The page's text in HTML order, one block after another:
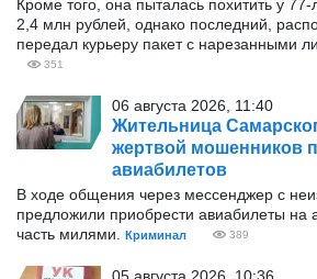
Кроме того, она пыталась похитить у
2,4 млн рублей, однако последний,
передал курьеру пакет с нарезанными
351
06 августа 2026, 11:40
Жительница
жертвой мошенников
авиабилетов
В ходе общения через мессенджер с
предложили приобрести авиабилеты на
часть милями.
Криминал 389